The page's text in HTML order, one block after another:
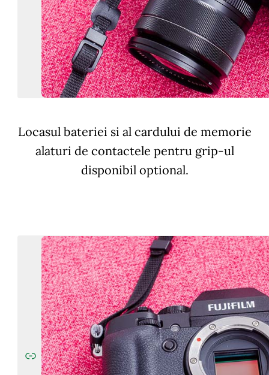
Locasul bateriei si al cardului de memorie
alaturi de contactele pentru grip-ul
disponibil optional.